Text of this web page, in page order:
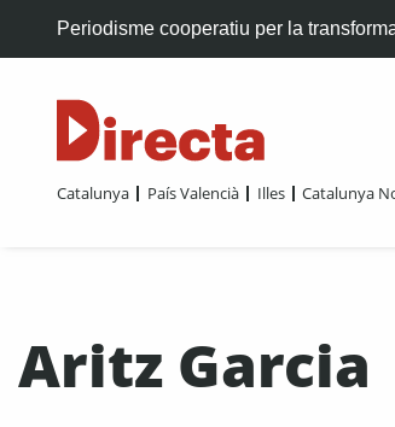
Periodisme cooperatiu per la
Catalunya País Valencià Illes Catalunya
Aritz Garcia